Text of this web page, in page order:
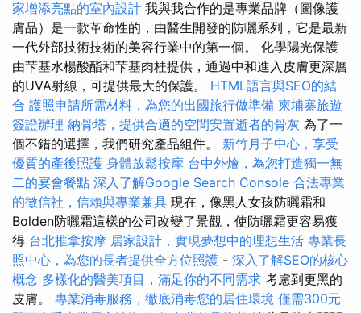
家增添亮點的室內設計 我與我合作的是專業品牌（圖像護
膚品）是一款革命性的，由醫生開發的防曬系列，它是最新
一代外部技術技術的美容行業中的第一個。 化學陽光保護
由芐基水楊酸酯和芐基肉桂提供，通過中和進入皮膚更深層
的UVA射線，可提供最大的保護。 HTML語言與SEO的結
合 護照申請所需材料，為您的出國旅行做準備 柬埔寨旅遊
簽證辦理 納骨塔，提供合適的空間安置逝者的骨灰 為了一
個不錯的選擇，我們研究產品組件。 新竹月子中心，享受
優質的產後照護 身體放鬆按摩 台中外燴，為您打造獨一無
二的宴會餐點 深入了解Google Search Console 合法專業
的徵信社，信賴與專業兼具 現在，像黑人女孩防曬霜和
Bolden防曬霜這樣的公司改變了景觀，使防曬霜更容易獲
得 台北推拿按摩 居家設計，實現夢想中的理想生活 專業長
照中心，為您的長者提供全方位照護 - 深入了解SEO的核心
概念 多樣化的醫美項目，滿足你的不同需求 考慮到更黑的
皮膚。 專業消毒服務，徹底消毒您的居住環境 僅需300元